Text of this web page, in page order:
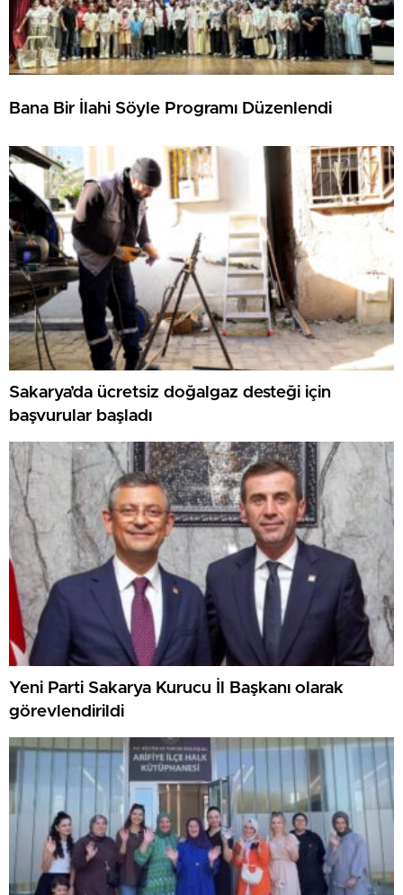
Bana Bir İlahi Söyle Programı Düzenlendi
Sakarya’da ücretsiz doğalgaz desteği için
başvurular başladı
Yeni Parti Sakarya Kurucu İl Başkanı olarak
görevlendirildi